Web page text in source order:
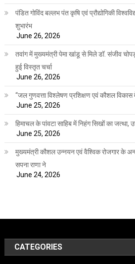
पंडित गोविंद बल्लभ पंत कृषि एवं प्रौद्योगिकी
शुभारंभ
June 26, 2026
तवांग में मुख्यमंत्री पेमा खांडू से मिले डॉ. संजीव
हुई विस्तृत चर्चा
June 26, 2026
“जल गुणवत्ता विश्लेषण प्रशिक्षण एवं कौशल
June 25, 2026
हिमाचल के पांवटा साहिब में निहंग सिखों का
June 25, 2026
मुख्यमंत्री कौशल उन्नयन एवं वैश्विक रोजगार के
सपना राणा ने
June 24, 2026
CATEGORIES